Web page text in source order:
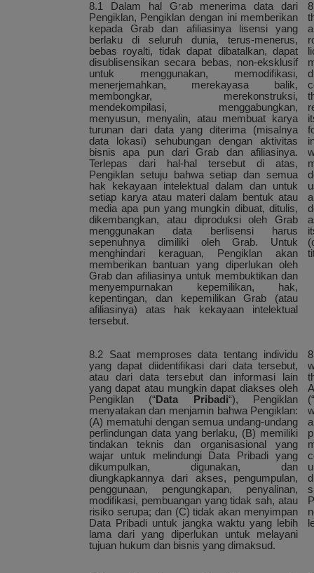
8.1 Dalam hal Grab menerima data dari
Pengiklan, Pengiklan dengan ini memberikan
kepada Grab dan afiliasinya lisensi yang
berlaku di seluruh dunia, terus-menerus,
bebas royalti, tidak dapat dibatalkan, dapat
disublisensikan secara bebas, non-eksklusif
untuk menggunakan, memodifikasi,
menerjemahkan, merekayasa balik,
membongkar, merekonstruksi,
mendekompilasi, menggabungkan,
menyusun, menyalin, atau membuat karya
turunan dari data yang diterima (misalnya
data lokasi) sehubungan dengan aktivitas
bisnis apa pun dari Grab dan afiliasinya.
Terlepas dari hal-hal tersebut di atas,
Pengiklan setuju bahwa setiap dan semua
hak kekayaan intelektual dalam dan untuk
setiap karya atau materi dalam bentuk atau
media apa pun yang mungkin dibuat, ditulis,
dikembangkan, atau diproduksi oleh Grab
menggunakan data berlisensi harus
sepenuhnya dimiliki oleh Grab. Untuk
menghindari keraguan, Pengiklan akan
memberikan bantuan yang diperlukan oleh
Grab dan afiliasinya untuk membuktikan dan
menyempurnakan kepemilikan, hak,
kepentingan, dan kepemilikan Grab (atau
afiliasinya) atas hak kekayaan intelektual
tersebut.
8.2 Saat memproses data tentang individu
yang dapat diidentifikasi dari data tersebut,
atau dari data tersebut dan informasi lain
yang dapat atau mungkin dapat diakses oleh
Pengiklan (“Data Pribadi“), Pengiklan
menyatakan dan menjamin bahwa Pengiklan:
(A) mematuhi dengan semua undang-undang
perlindungan data yang berlaku, (B) memiliki
tindakan teknis dan organisasional yang
wajar untuk melindungi Data Pribadi yang
dikumpulkan, digunakan, dan
diungkapkannya dari akses, pengumpulan,
penggunaan, pengungkapan, penyalinan,
modifikasi, pembuangan yang tidak sah, atau
risiko serupa; dan (C) tidak akan menyimpan
Data Pribadi untuk jangka waktu yang lebih
lama dari yang diperlukan untuk melayani
tujuan hukum dan bisnis yang dimaksud.
(“